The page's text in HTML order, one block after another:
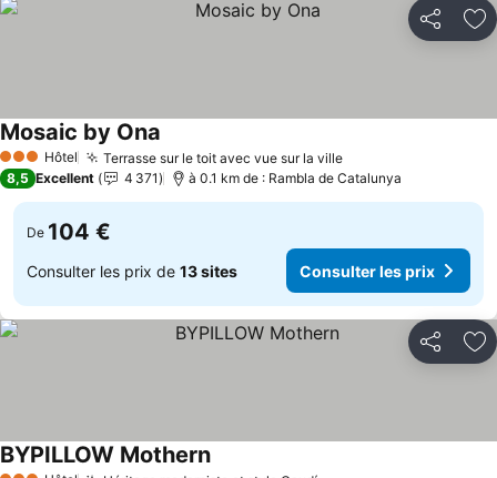
Partager
3 ÉtoilesHôtel Terrasse sur le toit avec vue sur la ville
Mosaic by Ona
8,5 Excellent 4 371 à 0.1 km de : Rambla de Catalunya
De 104 €
Consulter les prix de 13 sites Consulter les prix
Partager
BYPILLOW Mothern